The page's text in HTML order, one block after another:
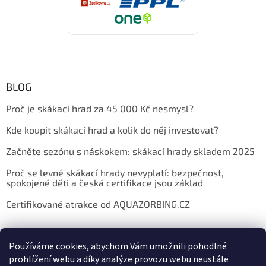
Používáme cookies, abychom Vám umožnili pohodlné
prohlížení webu a díky analýze provozu webu neustále
BLOG
Proč je skákací hrad za 45 000 Kč nesmysl?
Kde koupit skákací hrad a kolik do něj investovat?
Začněte sezónu s náskokem: skákací hrady skladem 2025
Proč se levné skákací hrady nevyplatí: bezpečnost,
spokojené děti a česká certifikace jsou základ
Certifikované atrakce od AQUAZORBING.CZ